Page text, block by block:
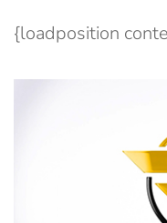
{loadposition